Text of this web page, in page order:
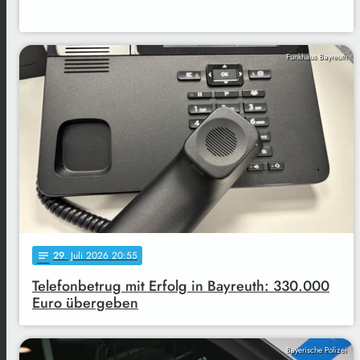
Funkhaus Bayreuth
notes 29. Juli 2026 20:55
Telefonbetrug mit Erfolg in Bayreuth: 330.000
Euro übergeben
Bayerische Polizei